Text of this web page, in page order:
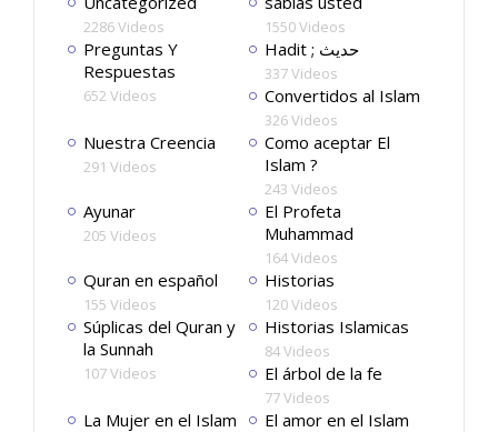
2286 Videos 1550 Videos
Preguntas Y
Respuestas
652 Videos
Hadit ; حديث
337 Videos
Convertidos al Islam
326 Videos
Nuestra Creencia
291 Videos
Como aceptar El
Islam ?
243 Videos
Ayunar
205 Videos
El Profeta
Muhammad
164 Videos
Quran en español
155 Videos
Historias
120 Videos
Súplicas del Quran y
la Sunnah
107 Videos
Historias Islamicas
84 Videos
El árbol de la fe
77 Videos
La Mujer en el Islam El amor en el Islam